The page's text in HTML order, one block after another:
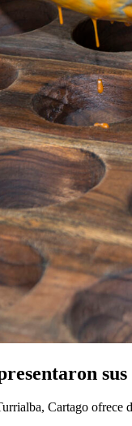
Cartago ofrece